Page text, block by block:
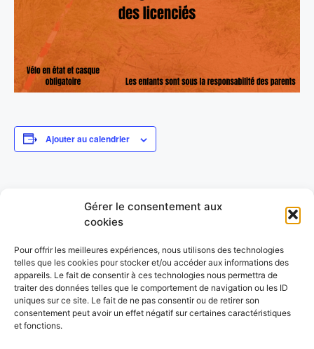
Gérer le consentement aux
cookies
Pour offrir les meilleures expériences, nous utilisons des technologies
telles que les cookies pour stocker et/ou accéder aux informations des
appareils. Le fait de consentir à ces technologies nous permettra de
traiter des données telles que le comportement de navigation ou les ID
uniques sur ce site. Le fait de ne pas consentir ou de retirer son
consentement peut avoir un effet négatif sur certaines caractéristiques
et fonctions.
Ajouter au calendrier
Catégorie d’Évènement:
Ecole de vélo
LIEU
Les Avenières (38)
France + Google Map
CVTT